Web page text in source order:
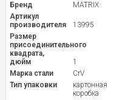
Бренд
MATRIX
Артикул
производителя
13995
Размер
присоединительного
квадрата,
дюйм
1
Марка стали
CrV
Тип упаковки
картонная
коробка